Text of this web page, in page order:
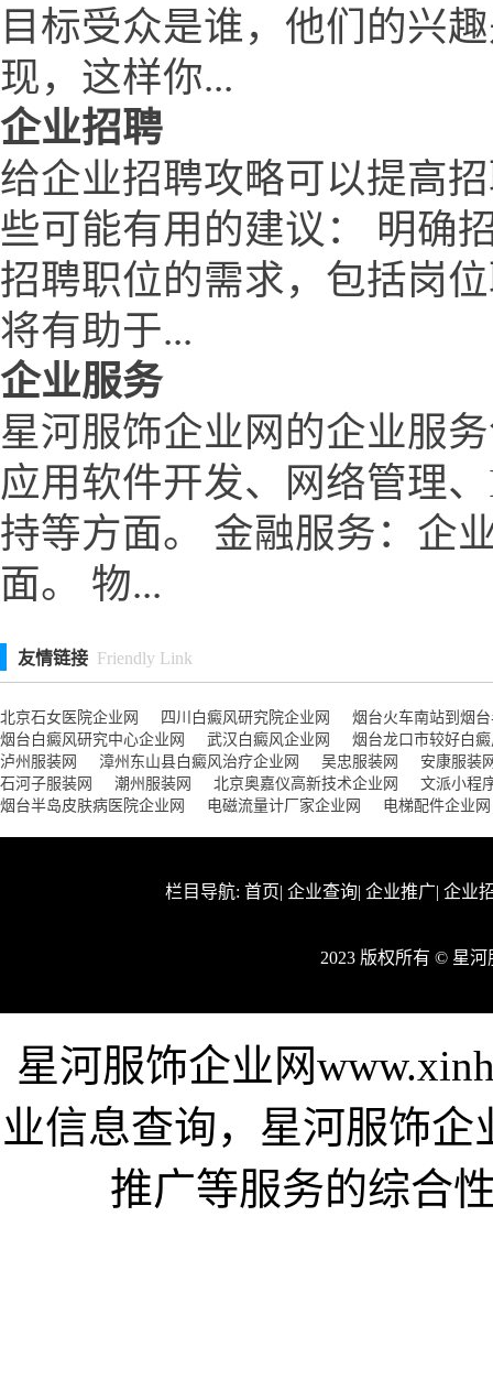
目标受众是谁，他们的兴
现，这样你...
企业招聘
给企业招聘攻略可以提高
些可能有用的建议： 明确
招聘职位的需求，包括岗
将有助于...
企业服务
星河服饰企业网的企业服
应用软件开发、网络管理
持等方面。 金融服务：企
面。 物...
友情链接 Friendly Link
北京石女医院企业网 四川白癜风研究院企业网
烟台火车南站到烟
烟台白癜风研究中心企业网
武汉白癜风企业网
烟台龙口市较好白
泸州服装网
漳州东山县白癜风治疗企业网 吴忠服装网
安康服装
石河子服装网
潮州服装网 北京奥嘉仪高新技术企业网
文派小程
烟台半岛皮肤病医院企业网
电磁流量计厂家企业网 电梯配件企业网
栏目导航: 首页| 企业查询| 企业推广| 企业
2023 版权所有 © 星
星河服饰企业网
业信息查询，星河服饰
推广等服务的综合